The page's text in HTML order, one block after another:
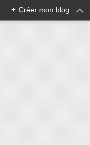
+ Créer mon blog